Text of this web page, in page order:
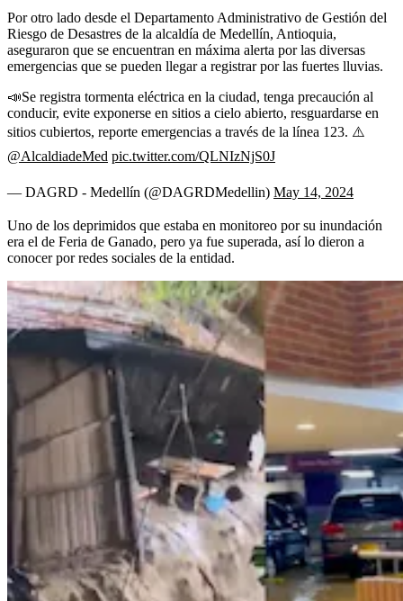
Por otro lado desde el Departamento Administrativo de Gestión del
Riesgo de Desastres de la alcaldía de Medellín, Antioquia,
aseguraron que se encuentran en máxima alerta por las diversas
emergencias que se pueden llegar a registrar por las fuertes lluvias.
📣Se registra tormenta eléctrica en la ciudad, tenga precaución al
conducir, evite exponerse en sitios a cielo abierto, resguardarse en
sitios cubiertos, reporte emergencias a través de la línea 123. ⚠️
@AlcaldiadeMed pic.twitter.com/QLNIzNjS0J
— DAGRD - Medellín (@DAGRDMedellin) May 14, 2024
Uno de los deprimidos que estaba en monitoreo por su inundación
era el de Feria de Ganado, pero ya fue superada, así lo dieron a
conocer por redes sociales de la entidad.